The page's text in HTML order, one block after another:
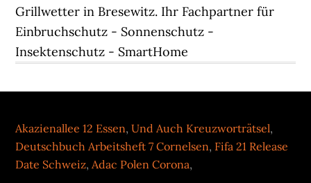
Grillwetter in Bresewitz. Ihr Fachpartner für
Einbruchschutz - Sonnenschutz -
Insektenschutz - SmartHome
Akazienallee 12 Essen,Und Auch Kreuzworträtsel,
Deutschbuch Arbeitsheft 7 Cornelsen, Fifa 21 Release
Date Schweiz,Adac Polen Corona,